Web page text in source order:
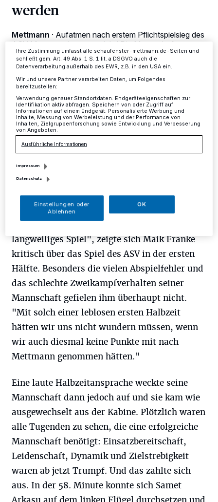
werden
Mettmann · Aufatmen nach erstem Pflichtspielsieg des
ASV Mettmann im neuen Jahr! Die Mannschaft von
Maik Franke konnte sich mit 4:1 bei der Zweitvertretung
der Sportfreunde Baumberg durchsetzen.
19.03.2019 , 09:41 Uhr 2 Minuten Lesezeit
"Trotz unserer 1:0-Führung in der 27. Minute
durch einen abgefälschten Freistoß aus 35
Metern von Ardian Duraku war es eher ein
langweiliges Spiel", zeigte sich Maik Franke
kritisch über das Spiel des ASV in der ersten
Hälfte. Besonders die vielen Abspielfehler und
das schlechte Zweikampfverhalten seiner
Mannschaft gefielen ihm überhaupt nicht.
"Mit solch einer leblosen ersten Halbzeit
hätten wir uns nicht wundern müssen, wenn
wir auch diesmal keine Punkte mit nach
Mettmann genommen hätten."
Eine laute Halbzeitansprache weckte seine
Mannschaft dann jedoch auf und sie kam wie
ausgewechselt aus der Kabine. Plötzlich waren
alle Tugenden zu sehen, die eine erfolgreiche
Mannschaft benötigt: Einsatzbereitschaft,
Leidenschaft, Dynamik und Zielstrebigkeit
waren ab jetzt Trumpf. Und das zahlte sich
aus. In der 58. Minute konnte sich Samet
dieses Menü jederzeit wieder aufrufen, um Ihre Einstellungen zu
ändern oder Ihre Einwilligung zu widerrufen, indem Sie auf den Link
Ihre Einstellungen gelten innerhalb unseres Website. Weitere
Informationen finden Sie in unserer Datenschutzerklärung.
Ihre Zustimmung umfasst alle schaufenster-mettmann.de-Seiten und
schließt gem. Art. 49 Abs. 1 S. 1 lit. a DSGVO auch die
Datenverarbeitung außerhalb des EWR, z.B. in den USA ein.
Wir und unsere Partner verarbeiten Daten, um Folgendes
bereitzustellen:
Verwendung genauer Standortdaten. Endgeräteeigenschaften zur
Identifikation aktiv abfragen. Speichern von oder Zugriff auf
Informationen auf einem Endgerät. Personalisierte Werbung und
Inhalte, Messung von Werbeleistung und der Performance von
Inhalten, Zielgruppenforschung sowie Entwicklung und Verbesserung
von Angeboten.
Ausführliche Informationen
Impressum
Datenschutz
Einstellungen oder
Ablehnen
OK